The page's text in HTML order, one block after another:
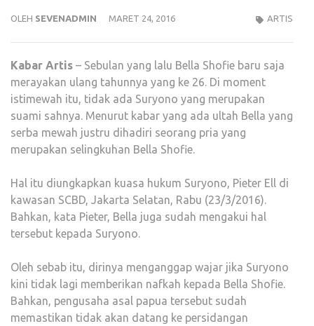
OLEH SEVENADMIN MARET 24, 2016 ARTIS
Kabar Artis – Sebulan yang lalu Bella Shofie baru saja
merayakan ulang tahunnya yang ke 26. Di moment
istimewah itu, tidak ada Suryono yang merupakan
suami sahnya. Menurut kabar yang ada ultah Bella yang
serba mewah justru dihadiri seorang pria yang
merupakan selingkuhan Bella Shofie.
Hal itu diungkapkan kuasa hukum Suryono, Pieter Ell di
kawasan SCBD, Jakarta Selatan, Rabu (23/3/2016).
Bahkan, kata Pieter, Bella juga sudah mengakui hal
tersebut kepada Suryono.
Oleh sebab itu, dirinya menganggap wajar jika Suryono
kini tidak lagi memberikan nafkah kepada Bella Shofie.
Bahkan, pengusaha asal papua tersebut sudah
memastikan tidak akan datang ke persidangan